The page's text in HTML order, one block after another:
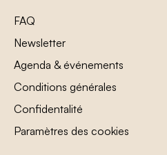
FAQ
Newsletter
Agenda & événements
Conditions générales
Confidentalité
Paramètres des cookies